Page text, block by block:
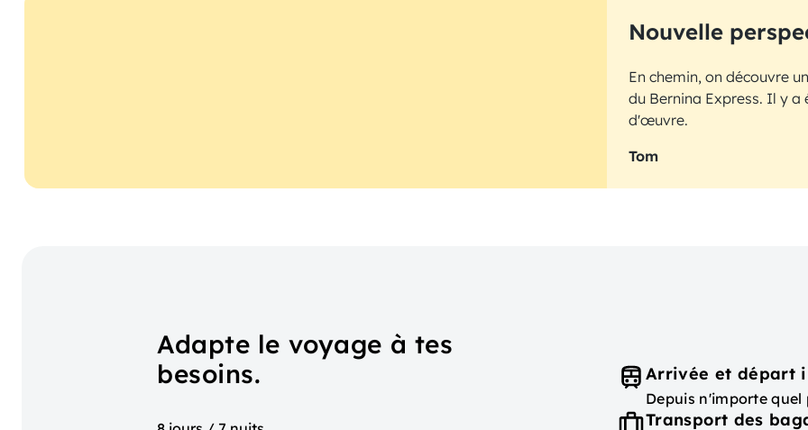
Nouvelle
En chemin, on découvre
du Bernina Express. Il y
d'œuvre.
Tom
Adapte le voyage à tes
besoins.
Arrivée et départ
Depuis n'importe
Transport des